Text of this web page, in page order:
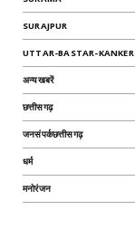
SURAJPUR
UTTAR-BASTAR-KANKER
अन्यखबरें
छत्तीसगढ़
जनसंपर्कछत्तीसगढ़
धर्म
मनोरंजन